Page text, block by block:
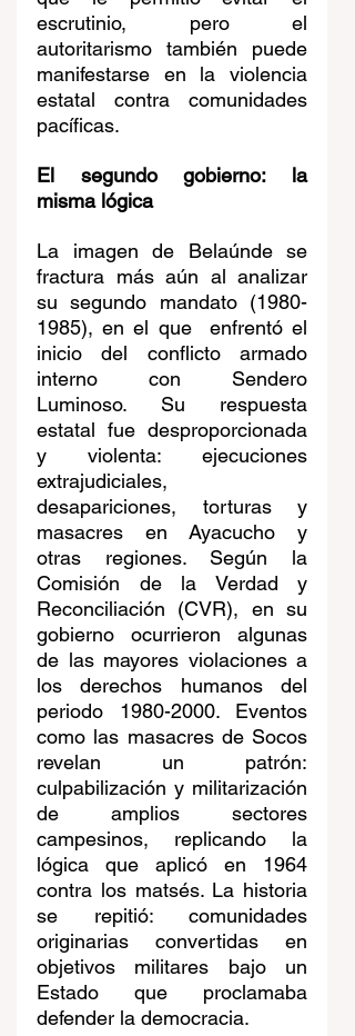
escrutinio, pero el
autoritarismo también puede
manifestarse en la violencia
estatal contra comunidades
pacíficas.
El segundo gobierno: la
misma lógica
La imagen de Belaúnde se
fractura más aún al analizar
su segundo mandato (1980-
1985), en el que  enfrentó el
inicio del conflicto armado
interno con Sendero
Luminoso. Su respuesta
estatal fue desproporcionada
y violenta: ejecuciones
extrajudiciales,
desapariciones, torturas y
masacres en Ayacucho y
otras regiones. Según la
Comisión de la Verdad y
Reconciliación (CVR), en su
gobierno ocurrieron algunas
de las mayores violaciones a
los derechos humanos del
periodo 1980-2000. Eventos
como las masacres de Socos
revelan un patrón:
culpabilización y militarización
de amplios sectores
campesinos, replicando la
lógica que aplicó en 1964
contra los matsés. La historia
se repitió: comunidades
originarias convertidas en
objetivos militares bajo un
Estado que proclamaba
defender la democracia.